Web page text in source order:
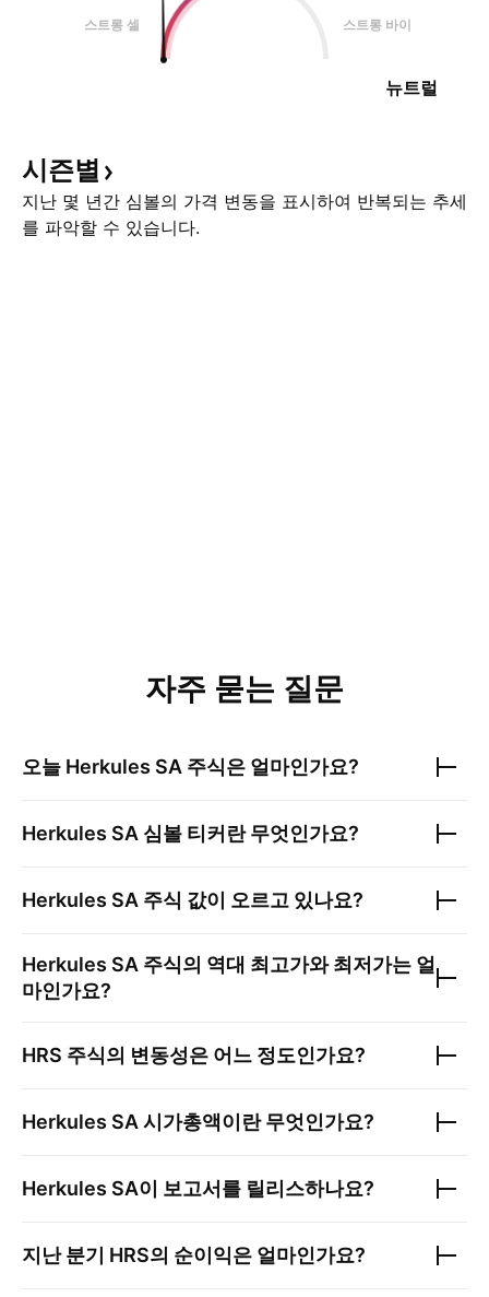
스트롱 셀 스트롱 바이
뉴트럴
시즌별
지난 몇 년간 심볼의 가격 변동을 표시하여 반복되는 추세
를 파악할 수 있습니다.
자주 묻는 질문
오늘 Herkules SA 주식은 얼마인가요?
Herkules SA 심볼 티커란 무엇인가요?
Herkules SA 주식 값이 오르고 있나요?
Herkules SA 주식의 역대 최고가와 최저가는 얼
마인가요?
HRS 주식의 변동성은 어느 정도인가요?
Herkules SA 시가총액이란 무엇인가요?
Herkules SA이 보고서를 릴리스하나요?
지난 분기 HRS의 순이익은 얼마인가요?